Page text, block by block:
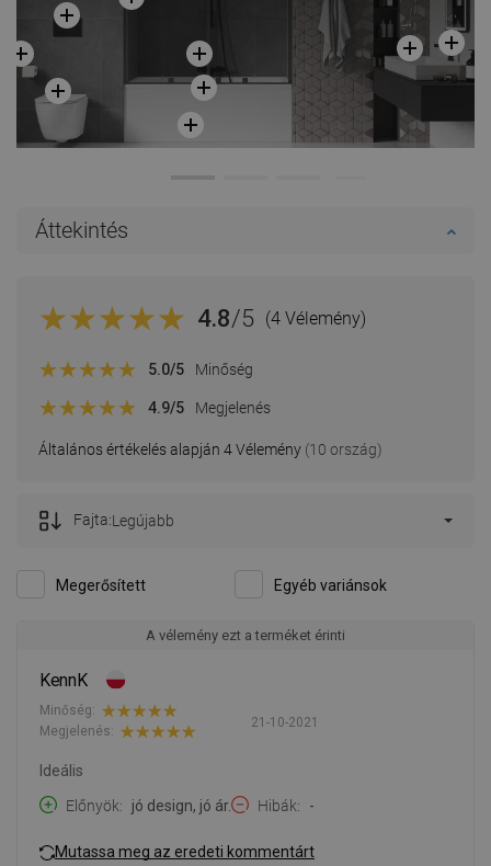
Áttekintés
4.8/5 (4 Vélemény)
Általános értékelés alapján 4 Vélemény (10 ország)
5.0/5 Minőség
4.9/5 Megjelenés
Megerősített Egyéb variánsok
Fajta:Legújabb
A vélemény ezt a terméket érinti
KennK
21-10-2021
Minőség:
Megjelenés:
Ideális
Előnyök
jó design, jó ár. Hibák -
Mutassa meg az eredeti kommentárt